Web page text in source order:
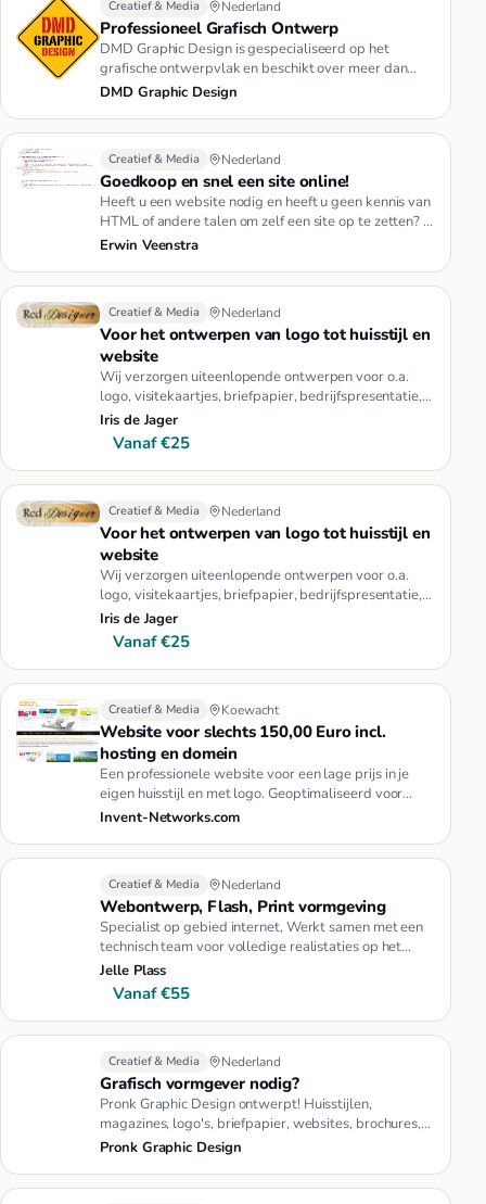
Creatief & Media Nederland
Professioneel Grafisch Ontwerp
DMD Graphic Design is gespecialiseerd op het
grafische ontwerpvlak en beschikt over meer dan
twintig jaar ervaring met o…
DMD Graphic Design
Creatief & Media Nederland
Goedkoop en snel een site online!
Heeft u een website nodig en heeft u geen kennis van
HTML of andere talen om zelf een site op te zetten? Ik
kan voor een…
Erwin Veenstra
Creatief & Media Nederland
Voor het ontwerpen van logo tot huisstijl en
website
Wij verzorgen uiteenlopende ontwerpen voor o.a.
logo, visitekaartjes, briefpapier, bedrijfspresentatie,
website, geboort…
Iris de Jager
Vanaf €25
Creatief & Media Nederland
Voor het ontwerpen van logo tot huisstijl en
website
Wij verzorgen uiteenlopende ontwerpen voor o.a.
logo, visitekaartjes, briefpapier, bedrijfspresentatie,
website, geboort…
Iris de Jager
Vanaf €25
Creatief & Media Koewacht
Website voor slechts 150,00 Euro incl.
hosting en domein
Een professionele website voor een lage prijs in je
eigen huisstijl en met logo. Geoptimaliseerd voor
desktop computers,…
Invent-Networks.com
Creatief & Media Nederland
Webontwerp, Flash, Print vormgeving
Specialist op gebied internet, Werkt samen met een
technisch team voor volledige realistaties op het
gebied van internet…
Jelle Plass
Vanaf €55
Creatief & Media Nederland
Grafisch vormgever nodig?
Pronk Graphic Design ontwerpt! Huisstijlen,
magazines, logo's, briefpapier, websites, brochures,
unieke geboortekaartjes…
Pronk Graphic Design